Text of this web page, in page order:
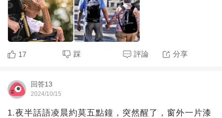
17 踩 評論 分享
回答13
2024/10/15
1.夜半話語凌晨約莫五點鐘，突然醒了，窗外一片漆